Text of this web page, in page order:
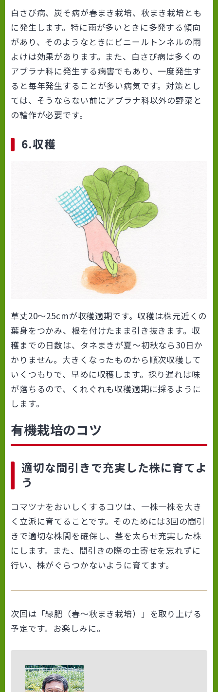
白さび病、炭そ病が春まき栽培、秋まき栽培とも
に発生します。特に雨が多いときに多発する傾向
があり、そのようなときにビニールトンネルの雨
よけは効果があります。また、白さび病は多くの
アブラナ科に発生する病害でもあり、一度発生す
ると毎年発生することが多い病気です。対策とし
ては、そうならない前にアブラナ科以外の野菜と
の輪作が必要です。
6.収穫
草丈20～25cmが収穫適期です。収穫は株元近くの
葉身をつかみ、根を付けたまま引き抜きます。収
穫までの日数は、タネまきが夏〜初秋なら30日か
かりません。大きくなったものから順次収穫して
いくつもりで、早めに収穫します。採り遅れは味
が落ちるので、くれぐれも収穫適期に採るように
します。
有機栽培のコツ
適切な間引きで充実した株に育てよ
う
コマツナをおいしくするコツは、一株一株を大き
く立派に育てることです。そのためには3回の間引
きで適切な株間を確保し、茎を太らせ充実した株
にします。また、間引きの際の土寄せを忘れずに
行い、株がぐらつかないように育てます。
次回は「緑肥（春〜秋まき栽培）」を取り上げる
予定です。お楽しみに。